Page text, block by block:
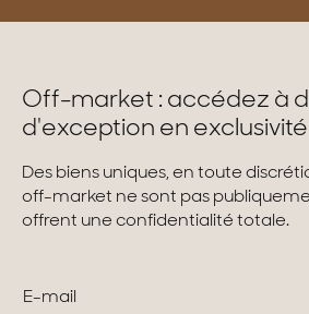
Off-market : accédez à
d'exception en exclusivité
Des biens uniques, en toute
off-market ne sont pas
offrent une confidentialité totale.